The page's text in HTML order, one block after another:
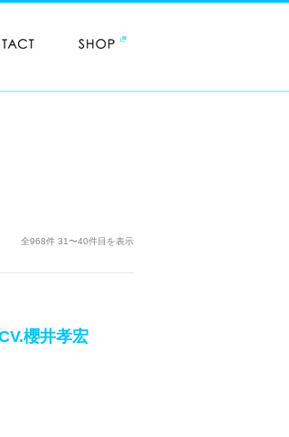
全968件 31〜40件目を表示
櫻井孝宏